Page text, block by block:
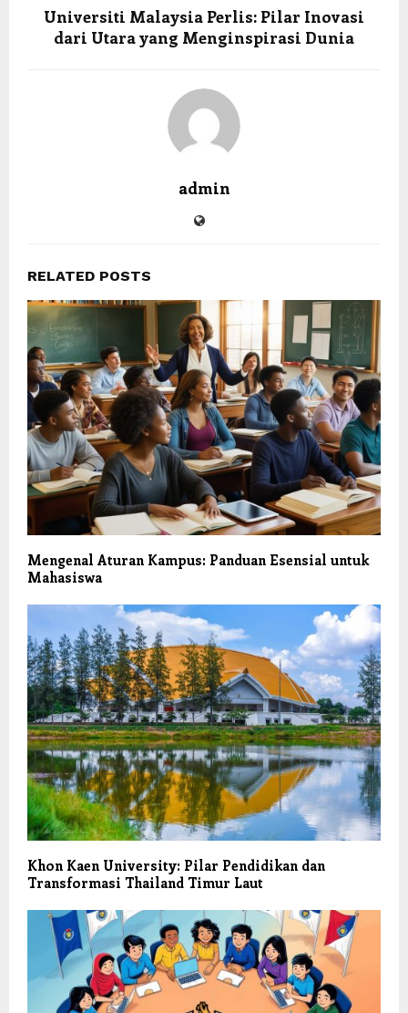
Universiti Malaysia Perlis: Pilar Inovasi
dari Utara yang Menginspirasi Dunia
admin
RELATED POSTS
Mengenal Aturan Kampus: Panduan Esensial untuk
Mahasiswa
Khon Kaen University: Pilar Pendidikan dan
Transformasi Thailand Timur Laut